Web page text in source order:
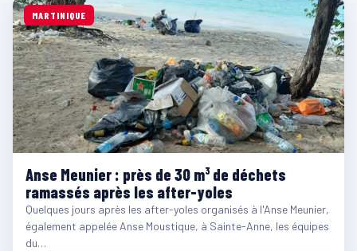
MARTINIQUE
Anse Meunier : près de 30 m³ de déchets
ramassés après les after-yoles
Quelques jours après les after-yoles organisés à l'Anse Meunier,
également appelée Anse Moustique, à Sainte-Anne, les équipes
du…